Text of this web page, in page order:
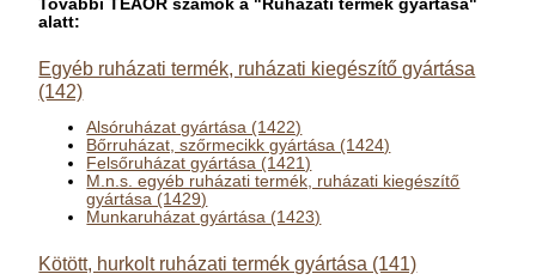
További TEÁOR számok a "Ruházati termék gyártása"
alatt:
Egyéb ruházati termék, ruházati kiegészítő gyártása
(142)
Alsóruházat gyártása (1422)
Bőrruházat, szőrmecikk gyártása (1424)
Felsőruházat gyártása (1421)
M.n.s. egyéb ruházati termék, ruházati kiegészítő
gyártása (1429)
Munkaruházat gyártása (1423)
Kötött, hurkolt ruházati termék gyártása (141)